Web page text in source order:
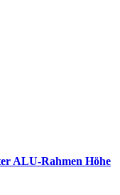
ALU-Rahmen Höhe